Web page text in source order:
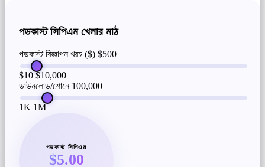
পডকাস্ট সিপিএম খেলার মাঠ
পডকাস্ট বিজ্ঞাপন খরচ ($) $500
$10 $10,000
ডাউনলোড/শোনে 100,000
1K 1M
পডকাস্ট সিপিএম
$5.00